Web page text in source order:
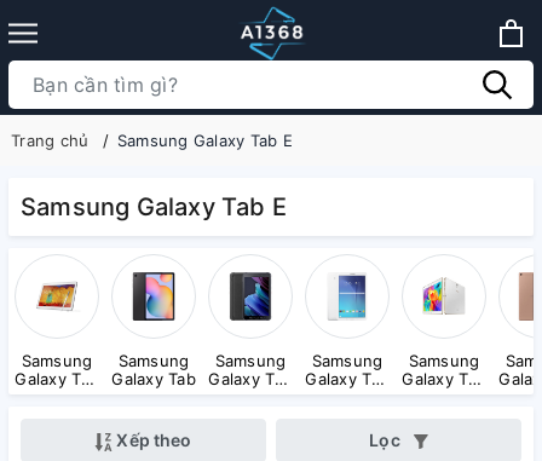
Trang chủ Samsung Galaxy Tab E
Samsung Galaxy Tab E
Samsung
Galaxy Tab
Note
Samsung
Galaxy Tab
Samsung
Galaxy Tab
Active
Samsung
Galaxy Tab
E
Samsung
Galaxy Tab
S
Xếp theo Lọc